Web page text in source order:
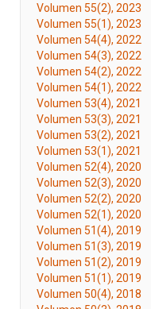
Volumen 55(2), 2023
Volumen 55(1), 2023
Volumen 54(4), 2022
Volumen 54(3), 2022
Volumen 54(2), 2022
Volumen 54(1), 2022
Volumen 53(4), 2021
Volumen 53(3), 2021
Volumen 53(2), 2021
Volumen 53(1), 2021
Volumen 52(4), 2020
Volumen 52(3), 2020
Volumen 52(2), 2020
Volumen 52(1), 2020
Volumen 51(4), 2019
Volumen 51(3), 2019
Volumen 51(2), 2019
Volumen 51(1), 2019
Volumen 50(4), 2018